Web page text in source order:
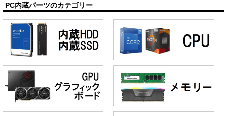
PC内蔵パーツのカテゴリー